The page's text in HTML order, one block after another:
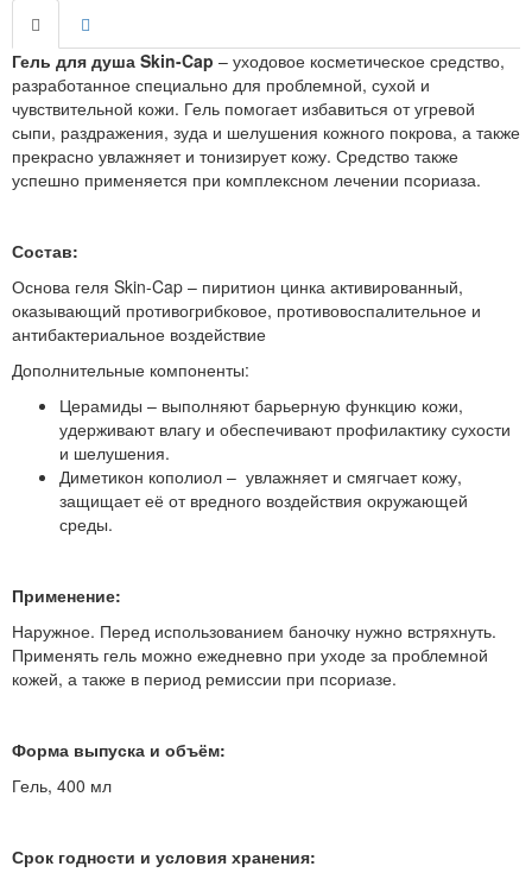
Гель для душа Skin-Cap – уходовое косметическое средство,
разработанное специально для проблемной, сухой и
чувствительной кожи. Гель помогает избавиться от угревой
сыпи, раздражения, зуда и шелушения кожного покрова, а также
прекрасно увлажняет и тонизирует кожу. Средство также
успешно применяется при комплексном лечении псориаза.
Состав:
Основа геля Skin-Cap – пиритион цинка активированный,
оказывающий противогрибковое, противовоспалительное и
антибактериальное воздействие
Дополнительные компоненты:
Церамиды – выполняют барьерную функцию кожи,
удерживают влагу и обеспечивают профилактику сухости
и шелушения.
Диметикон кополиол – увлажняет и смягчает кожу,
защищает её от вредного воздействия окружающей
среды.
Применение:
Наружное. Перед использованием баночку нужно встряхнуть.
Применять гель можно ежедневно при уходе за проблемной
кожей, а также в период ремиссии при псориазе.
Форма выпуска и объём:
Гель, 400 мл
Срок годности и условия хранения: